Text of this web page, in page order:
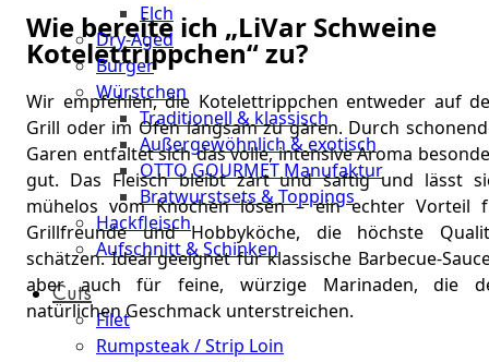
Elch
Dry-Aged
Burger
Würstchen
Traditionell & klassisch
Außergewöhnlich & exotisch
OTTO GOURMET Manufaktur
Bratwurstsets & Toppings
Hackfleisch
Aufschnitt & Schinken
Cuts
Filet
Rumpsteak / Strip Loin
Wie bereite ich „LiVar Schweine
Kotelettrippchen“ zu?
Wir empfehlen, die Kotelettrippchen entweder auf
Grill oder im Ofen langsam zu garen. Durch
Garen entfaltet sich das volle, intensive Aroma
gut. Das Fleisch bleibt zart und saftig und lässt
mühelos vom Knochen lösen – ein echter Vorteil
Grillfreunde und Hobbyköche, die höchste
schätzen. Ideal geeignet für klassische Barbecue-
aber auch für feine, würzige Marinaden, die
natürlichen Geschmack unterstreichen.